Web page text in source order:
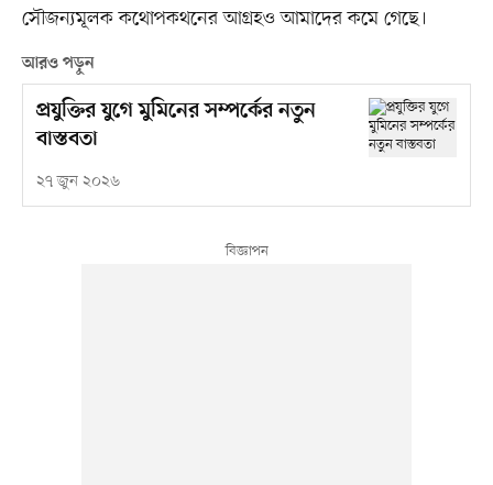
সৌজন্যমূলক কথোপকথনের আগ্রহও আমাদের কমে গেছে।
আরও পড়ুন
প্রযুক্তির যুগে মুমিনের সম্পর্কের নতুন
বাস্তবতা
২৭ জুন ২০২৬